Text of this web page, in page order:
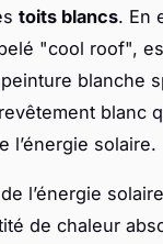
toits blancs. En
"cool roof",
blanche
blanc
l’énergie solaire.
l’énergie
de chaleur